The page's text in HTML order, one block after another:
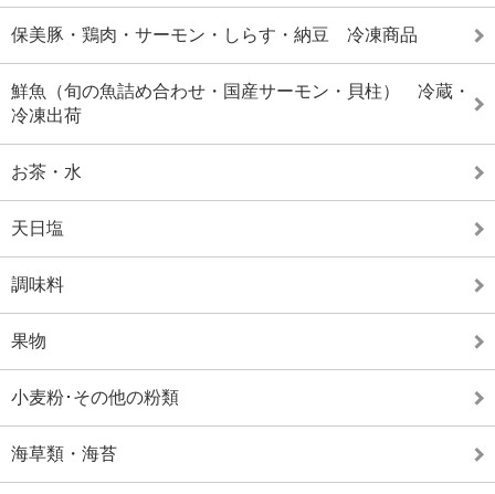
保美豚・鶏肉・サーモン・しらす・納豆 冷凍商品
鮮魚（旬の魚詰め合わせ・国産サーモン・貝柱） 冷蔵・
冷凍出荷
お茶・水
天日塩
調味料
果物
小麦粉･その他の粉類
海草類・海苔